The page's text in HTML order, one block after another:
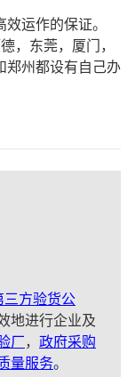
运作的保证。
，东莞，厦门，
郑州都设有自己办
三方验货公
地进行企业及
厂， 政府采购
量服务。